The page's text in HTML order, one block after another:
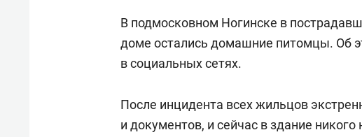
В подмосковном Ногинске в
доме остались домашние питомцы. Об
в социальных сетях.
После инцидента всех жильцов
и документов, и сейчас в здание
Рекомендуем
Оставить шум за волной: как
строят тишину в казанском
Рекомендуем
свою
стрессом»